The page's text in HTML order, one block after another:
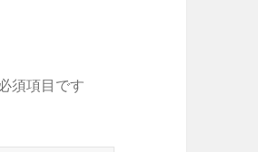
須項目です